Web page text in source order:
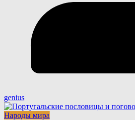
genius
Народы мира